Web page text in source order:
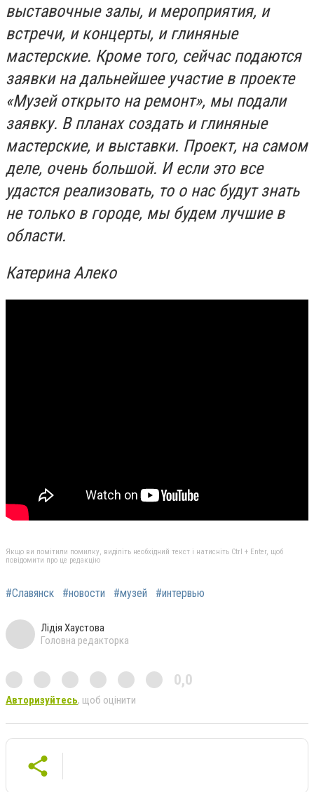
выставочные залы, и мероприятия, и
встречи, и концерты, и глиняные
мастерские. Кроме того, сейчас подаются
заявки на дальнейшее участие в проекте
«Музей открыто на ремонт», мы подали
заявку. В планах создать и глиняные
мастерские, и выставки. Проект, на самом
деле, очень большой. И если это все
удастся реализовать, то о нас будут знать
не только в городе, мы будем лучшие в
области.
Катерина Алеко
Якщо ви помітили помилку, виділіть необхідний текст і натисніть Ctrl + Enter, щоб
повідомити про це редакцію
#Славянск #новости #музей #интервью
Лідія Хаустова
Головна редакторка
0,0
Авторизуйтесь, щоб оцінити